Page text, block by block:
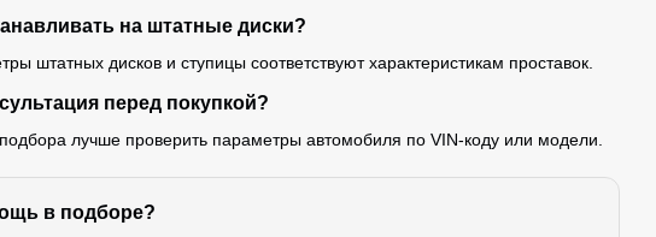
на штатные диски?
штатных дисков и ступицы соответствуют характеристикам проставок.
перед покупкой?
лучше проверить параметры автомобиля по VIN-коду или модели.
в подборе?